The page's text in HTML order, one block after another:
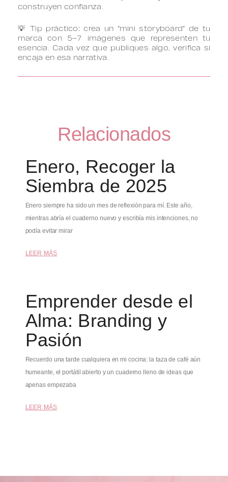
construyen confianza.
💡 Tip práctico: crea un “mini storyboard” de tu
marca con 5–7 imágenes que representen tu
esencia. Cada vez que publiques algo, verifica si
encaja en esa narrativa.
Relacionados
Enero, Recoger la
Siembra de 2025
Enero siempre ha sido un mes de reflexión para mí. Este año,
mientras abría el cuaderno nuevo y escribía mis intenciones, no
podía evitar mirar
LEER MÁS
Emprender desde el
Alma: Branding y
Pasión
Recuerdo una tarde cualquiera en mi cocina: la taza de café aún
humeante, el portátil abierto y un cuaderno lleno de ideas que
apenas empezaba
LEER MÁS